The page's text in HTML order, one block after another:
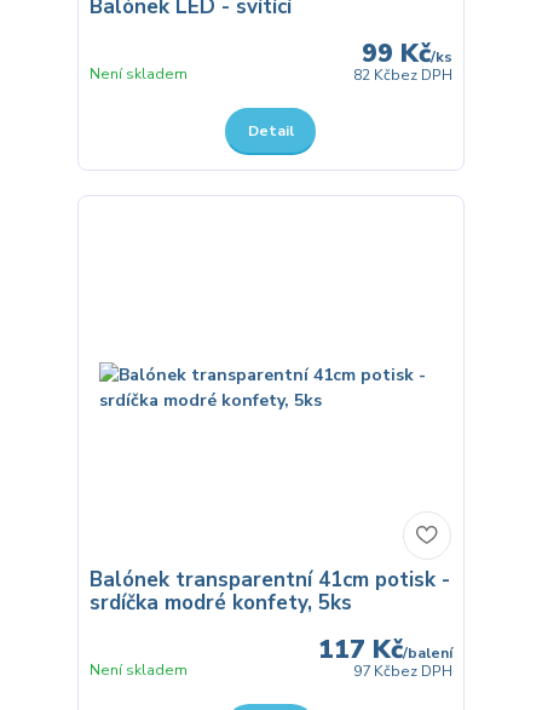
Balónek LED - svítící
99 Kč/ks
82 Kčbez DPH
Není skladem
Detail
Balónek transparentní 41cm potisk -
srdíčka modré konfety, 5ks
117 Kč/balení
97 Kčbez DPH
Není skladem